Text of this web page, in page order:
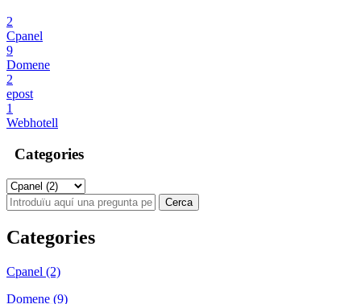
2
Cpanel
9
Domene
2
epost
1
Webhotell
Categories
Categories
Cpanel (2)
Domene (9)